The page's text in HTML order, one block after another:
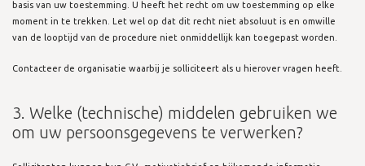
basis van uw toestemming. U heeft het recht om uw toestemming op elke
moment in te trekken. Let wel op dat dit recht niet absoluut is en omwille
van de looptijd van de procedure niet onmiddellijk kan toegepast worden.
Contacteer de organisatie waarbij je solliciteert als u hierover vragen heeft.
3. Welke (technische) middelen gebruiken we
om uw persoonsgegevens te verwerken?